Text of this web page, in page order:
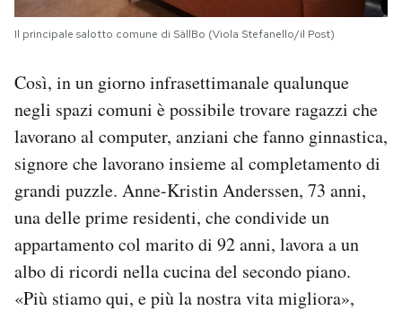
Il principale salotto comune di SällBo (Viola Stefanello/il Post)
Così, in un giorno infrasettimanale qualunque
negli spazi comuni è possibile trovare ragazzi che
lavorano al computer, anziani che fanno ginnastica,
signore che lavorano insieme al completamento di
grandi puzzle. Anne-Kristin Anderssen, 73 anni,
una delle prime residenti, che condivide un
appartamento col marito di 92 anni, lavora a un
albo di ricordi nella cucina del secondo piano.
«Più stiamo qui, e più la nostra vita migliora»,